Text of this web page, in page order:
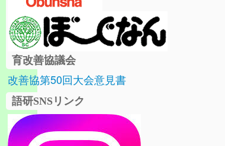
育改善協議会
改善協第50回大会意見書
語研SNSリンク